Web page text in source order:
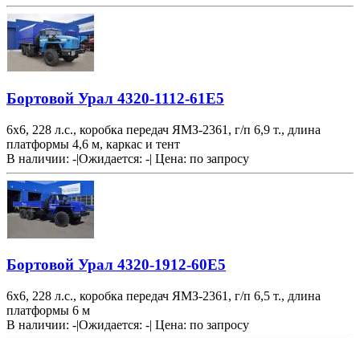
Бортовой Урал 4320-1112-61Е5
6х6, 228 л.с., коробка передач ЯМЗ-2361, г/п 6,9 т., длина
платформы 4,6 м, каркас и тент
В наличии: -|Ожидается: -| Цена: по запросу
Бортовой Урал 4320-1912-60Е5
6х6, 228 л.с., коробка передач ЯМЗ-2361, г/п 6,5 т., длина
платформы 6 м
В наличии: -|Ожидается: -| Цена: по запросу